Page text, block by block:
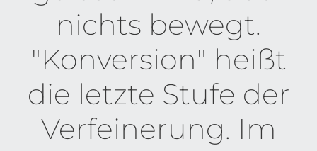
nichts bewegt.
"Konversion" heißt
die letzte Stufe der
Verfeinerung. Im